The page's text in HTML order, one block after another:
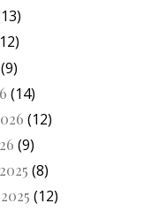
(9)
(14)
(12)
(9)
(8)
(12)